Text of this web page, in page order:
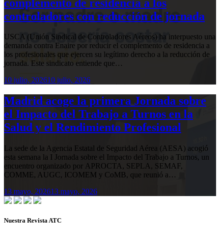
complemento de residencia a los
controladores con reducción de jornada
USCA (Unión Sindical de Controladores Aéreos) ha interpuesto una
demanda contra Enaire por reducir el complemento de residencia a
los profesionales que ejercen su legítimo derecho a la reducción de
jornada. Este sindicato entiende que…
10 julio, 202610 julio, 2026
Madrid acoge la primera Jornada sobre
el Impacto del Trabajo a Turnos en la
Salud y el Rendimiento Profesional
La sede de la Agencia Estatal de Seguridad Aérea (AESA) acogió
esta semana la I Jornada sobre el Impacto del Trabajo a Turnos, un
encuentro organizado por APROCTA, SEPLA, SEMAF,
COMME, AUGC, ICOMEM y CoMB, que reunió a…
13 mayo, 202613 mayo, 2026
Nuestra Revista ATC